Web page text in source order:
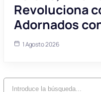
Revoluciona
Adornados
1 Agosto 2026